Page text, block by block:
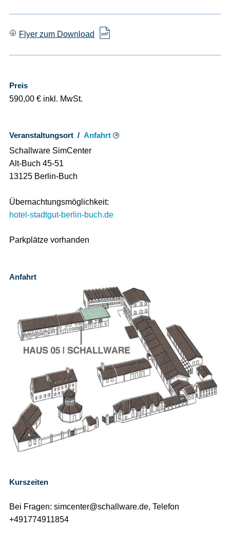
Flyer zum Download
Preis
590,00 € inkl. MwSt.
Veranstaltungsort /Anfahrt
Schallware SimCenter
Alt-Buch 45-51
13125 Berlin-Buch
Übernachtungsmöglichkeit:
hotel-stadtgut-berlin-buch.de
Parkplätze vorhanden
Anfahrt
Kurszeiten
Bei Fragen: simcenter@schallware.de, Telefon
+491774911854